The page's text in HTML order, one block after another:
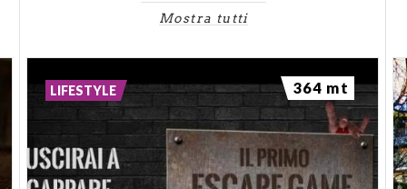
Mostra tutti
LIFESTYLE 364 mt